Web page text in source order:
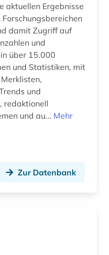
chemie (5)
anorganische verbindungen (1)
anthropogene klimaänderung (1)
Mecklenburg-Vorpommern (7)
aktuellen Ergebnisse
damit Zugriff auf
und
über 15.000
und Statistiken, mit
und
redaktionell
und au... Mehr
Zur Datenbank